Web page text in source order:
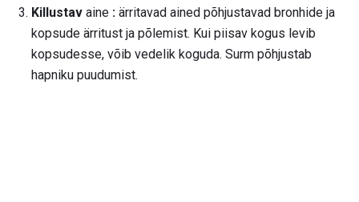
Killustav aine : ärritavad ained põhjustavad bronhide ja
kopsude ärritust ja põlemist. Kui piisav kogus levib
kopsudesse, võib vedelik koguda. Surm põhjustab
hapniku puudumist.